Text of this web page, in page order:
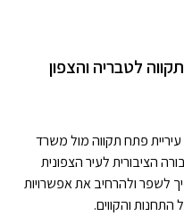
לטבריה והצפון
פתח תקווה מול משרד
הציבורית לעיר הצפונית
לשפר ולהרחיב את אפשרויות
והקווים.